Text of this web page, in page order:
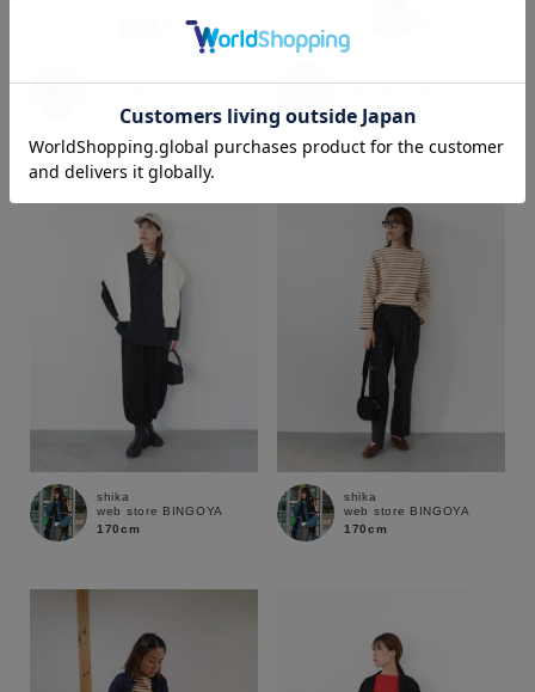
商品タイプ
通常商品 予約商品
セール価格 WEB限定
在庫
在庫あり 在庫なし含む
170cm
170cm
shika
web store BINGOYA
170cm
shika
web store BINGOYA
170cm